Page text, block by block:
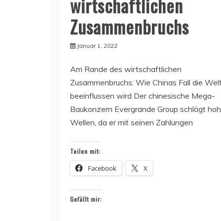
Zusammenbruchs
Januar 1, 2022
Am Rande des wirtschaftlichen
Zusammenbruchs: Wie Chinas Fall die
beeinflussen wird Der chinesische Mega-
Baukonzern Evergrande Group schlägt
Wellen, da er mit seinen Zahlungen
Teilen mit:
Facebook X
Gefällt mir: